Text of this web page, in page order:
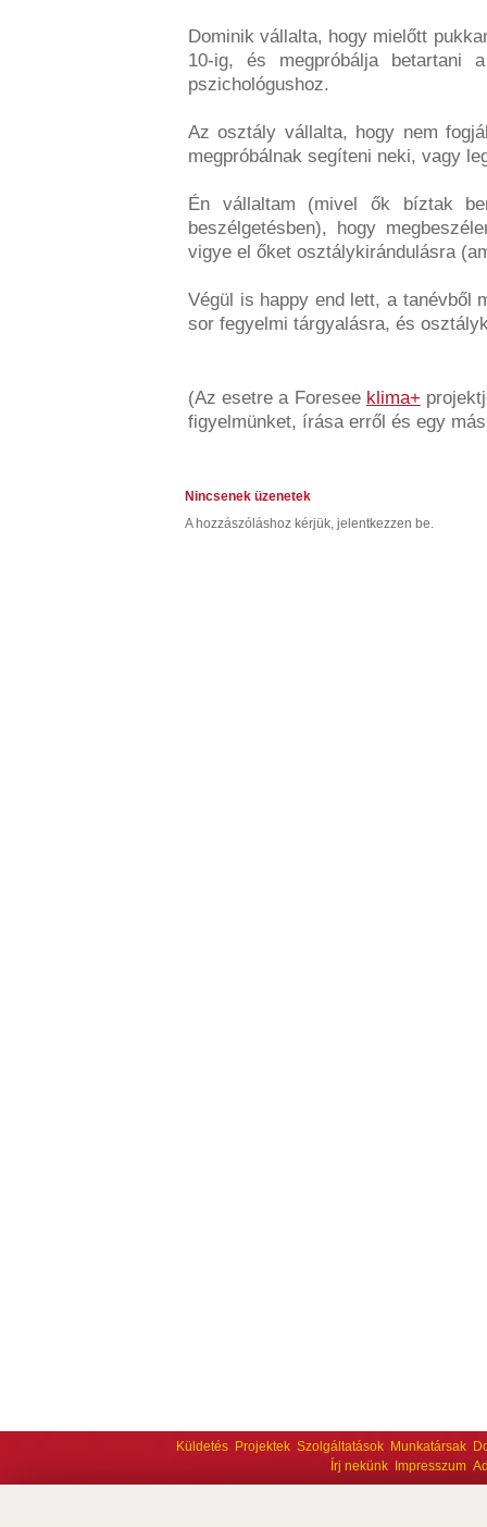
Dominik vállalta, hogy mielőtt
10-ig, és megpróbálja
pszichológushoz.
Az osztály vállalta, hogy nem
megpróbálnak segíteni neki, vagy
Én vállaltam (mivel ők bíztak
beszélgetésben), hogy
vigye el őket osztálykirándulásra
Végül is happy end lett, a tanévből
sor fegyelmi tárgyalásra, és
(Az esetre a Foresee klima+
figyelmünket, írása erről és egy
Nincsenek üzenetek
A hozzászóláshoz kérjük, jelentkezzen be.
Küldetés Projektek Szolgáltatások Munkatársak
Írj nekünk
Impresszum